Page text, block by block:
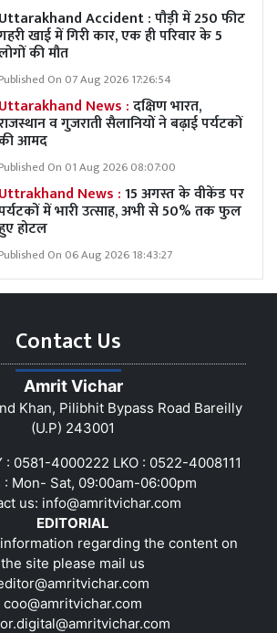
Uttarakhand Accident : पौड़ी में 250 फीट
खाई में गिरी कार, एक ही परिवार के 5
की मौत
Published On 07 Aug 2026 17:26:54
Uttarakhand News :दक्षिण भारत,
व गुजराती सैलानियों ने बढ़ाई पर्यटकों
आमद
Published On 01 Aug 2026 08:07:00
Uttrakhand News :15 अगस्त के वीकेंड पर
में भारी उत्साह, अभी से 50% तक फुल
होटल
Published On 06 Aug 2026 18:43:27
Contact Us
Amrit Vichar
Khan, Pilibhit Bypass Road Bareilly
(U.P) 243001
: 0581-4000222 LKO : 0522-4008111
Mon- Sat, 09:00am-06:00pm
us: info@amritvichar.com
EDITORIAL
regarding the content on
the site please mail us
coo@amritvichar.com